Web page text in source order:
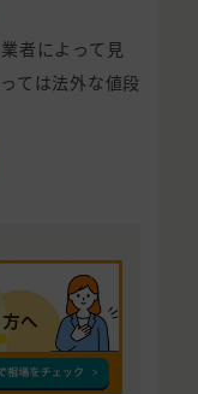
者によって見
ては法外な値段